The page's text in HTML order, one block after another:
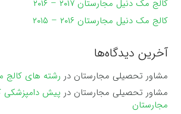
کالج مک دنیل مجارستان ۲۰۱۷ – ۲۰۱۶
کالج مک دنیل مجارستان ۲۰۱۶ – ۲۰۱۵
آخرین دیدگاه‌ها
مشاور تحصیلی مجارستان در رشته های کالج
مشاور تحصیلی مجارستان در پیش دامپزشکی
مجارستان